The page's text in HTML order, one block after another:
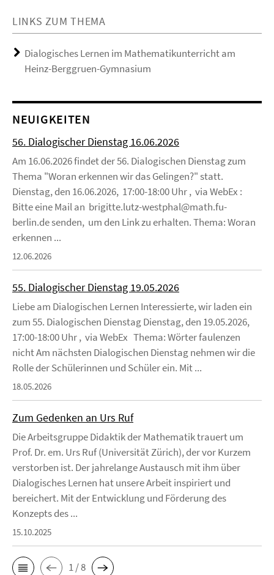
LINKS ZUM THEMA
Dialogisches Lernen im Mathematikunterricht am
Heinz-Berggruen-Gymnasium
NEUIGKEITEN
56. Dialogischer Dienstag 16.06.2026
Am 16.06.2026 findet der 56. Dialogischen Dienstag zum
Thema "Woran erkennen wir das Gelingen?" statt.
Dienstag, den 16.06.2026, 17:00-18:00 Uhr , via WebEx :
Bitte eine Mail an brigitte.lutz-westphal@math.fu-
berlin.de senden, um den Link zu erhalten. Thema: Woran
erkennen ...
12.06.2026
55. Dialogischer Dienstag 19.05.2026
Liebe am Dialogischen Lernen Interessierte, wir laden ein
zum 55. Dialogischen Dienstag Dienstag, den 19.05.2026,
17:00-18:00 Uhr , via WebEx Thema: Wörter faulenzen
nicht Am nächsten Dialogischen Dienstag nehmen wir die
Rolle der Schülerinnen und Schüler ein. Mit ...
18.05.2026
Zum Gedenken an Urs Ruf
Die Arbeitsgruppe Didaktik der Mathematik trauert um
Prof. Dr. em. Urs Ruf (Universität Zürich), der vor Kurzem
verstorben ist. Der jahrelange Austausch mit ihm über
Dialogisches Lernen hat unsere Arbeit inspiriert und
bereichert. Mit der Entwicklung und Förderung des
Konzepts des ...
15.10.2025
1 / 8